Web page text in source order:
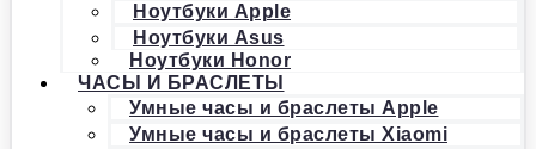
Ноутбуки Apple
Ноутбуки Asus
Ноутбуки Honor
ЧАСЫ И БРАСЛЕТЫ
Умные часы и браслеты Apple
Умные часы и браслеты Xiaomi